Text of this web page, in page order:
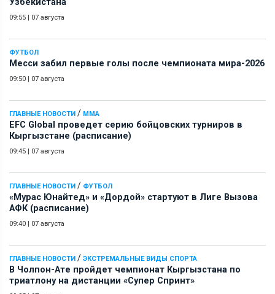
09:55 | 07 августа
ФУТБОЛ
Месси забил первые голы после чемпионата мира-2026
09:50 | 07 августа
ГЛАВНЫЕ НОВОСТИ / ММА
EFC Global проведет серию бойцовских турниров в
Кыргызстане (расписание)
09:45 | 07 августа
ГЛАВНЫЕ НОВОСТИ / ФУТБОЛ
«Мурас Юнайтед» и «Дордой» стартуют в Лиге Вызова
АФК (расписание)
09:40 | 07 августа
ГЛАВНЫЕ НОВОСТИ / ЭКСТРЕМАЛЬНЫЕ ВИДЫ СПОРТА
В Чолпон-Ате пройдет чемпионат Кыргызстана по
триатлону на дистанции «Супер Спринт»